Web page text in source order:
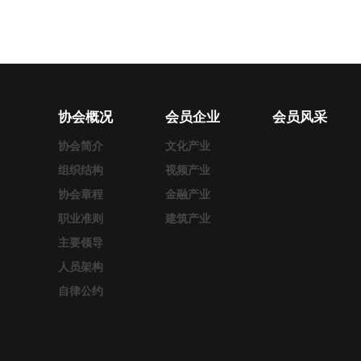
协会概况
协会简介
组织结构
协会章程
职业准则
主要领导
人员架构
自律公约
会员企业
文化产业
视频产业
金融产业
建筑产业
会员风采